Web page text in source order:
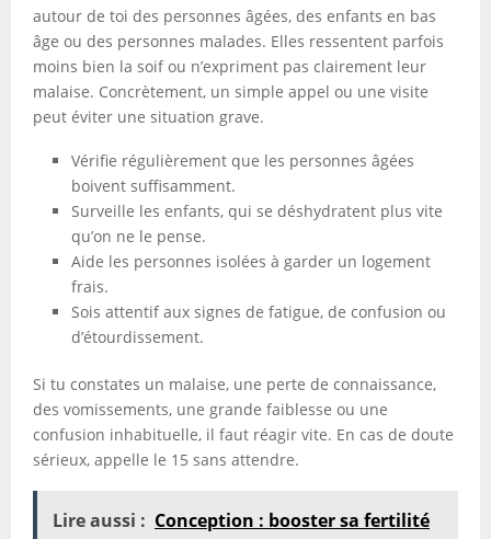
autour de toi des personnes âgées, des enfants en bas
âge ou des personnes malades. Elles ressentent parfois
moins bien la soif ou n’expriment pas clairement leur
malaise. Concrètement, un simple appel ou une visite
peut éviter une situation grave.
Vérifie régulièrement que les personnes âgées
boivent suffisamment.
Surveille les enfants, qui se déshydratent plus vite
qu’on ne le pense.
Aide les personnes isolées à garder un logement
frais.
Sois attentif aux signes de fatigue, de confusion ou
d’étourdissement.
Si tu constates un malaise, une perte de connaissance,
des vomissements, une grande faiblesse ou une
confusion inhabituelle, il faut réagir vite. En cas de doute
sérieux, appelle le 15 sans attendre.
Lire aussi : Conception : booster sa fertilité